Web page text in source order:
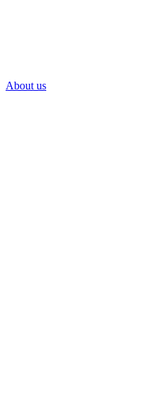
About us